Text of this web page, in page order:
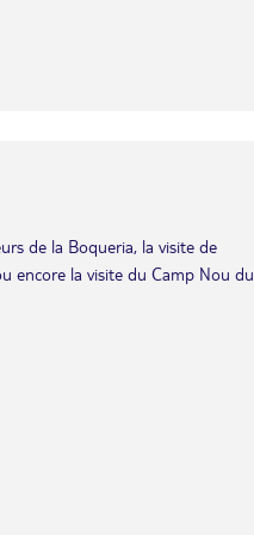
de la Boqueria, la visite de
encore la visite du Camp Nou du